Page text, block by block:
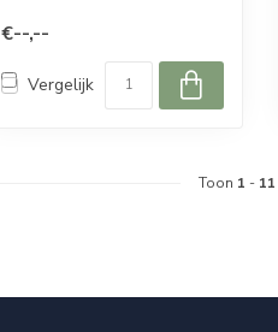
€--,--
Vergelijk
Toon 1 - 11